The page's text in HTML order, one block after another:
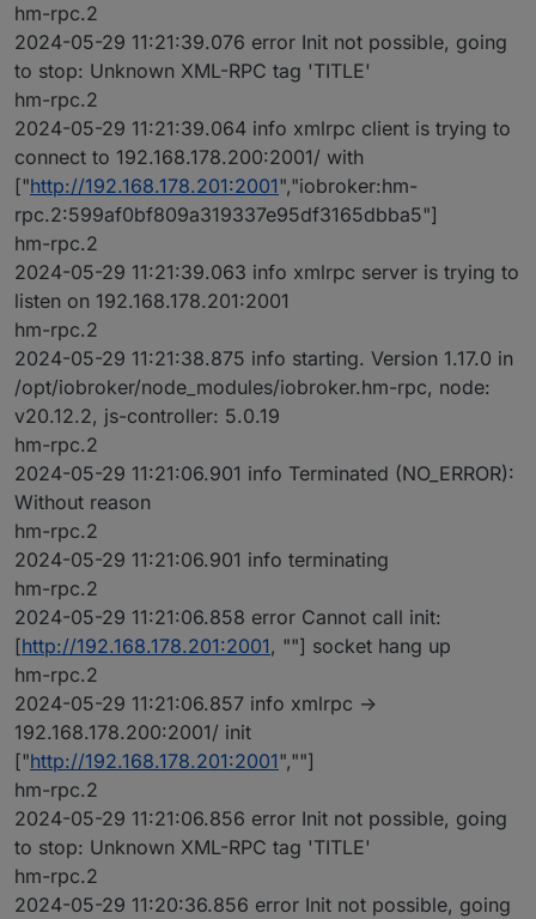
ich tun, um die Werte aus der CCU3 auch im
iOBroker zu sehen?
Habe mich in dem alten Topic versucht, einzulesen:
kein HMIP-Gerät ist?
Habe eine weitere hm-rpc-Instanz installiert, aber
die wird nicht grün...
Vermutlich mache ich noch etwas falsch, aber was?
Kann@ Homoranhelfen, oder bitte
hm-rpc.2
2024-05-29 11:21:39.076 error Init not possible, going
to stop: Unknown XML-RPC tag 'TITLE'
hm-rpc.2
2024-05-29 11:21:39.064 info xmlrpc client is trying to
connect to 192.168.178.200:2001/ with
["http://192.168.178.201:2001","iobroker:hm-
rpc.2:599af0bf809a319337e95df3165dbba5"]
hm-rpc.2
2024-05-29 11:21:39.063 info xmlrpc server is trying to
listen on 192.168.178.201:2001
hm-rpc.2
2024-05-29 11:21:38.875 info starting. Version 1.17.0 in
/opt/iobroker/node_modules/iobroker.hm-rpc, node:
v20.12.2, js-controller: 5.0.19
hm-rpc.2
2024-05-29 11:21:06.901 info Terminated (NO_ERROR):
Without reason
hm-rpc.2
2024-05-29 11:21:06.901 info terminating
hm-rpc.2
2024-05-29 11:21:06.858 error Cannot call init:
[http://192.168.178.201:2001, ""] socket hang up
hm-rpc.2
2024-05-29 11:21:06.857 info xmlrpc ->
192.168.178.200:2001/ init
["http://192.168.178.201:2001",""]
hm-rpc.2
2024-05-29 11:21:06.856 error Init not possible, going
to stop: Unknown XML-RPC tag 'TITLE'
hm-rpc.2
2024-05-29 11:20:36.856 error Init not possible, going